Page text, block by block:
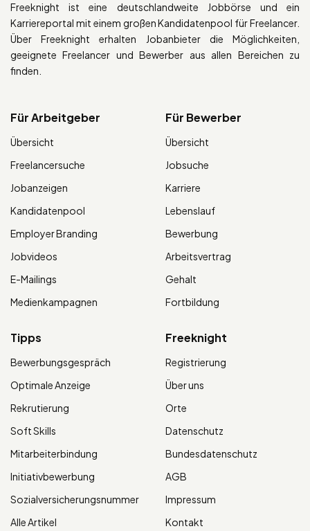
Freeknight ist eine deutschlandweite Jobbörse und ein
Karriereportal mit einem großen Kandidatenpool für Freelancer.
Über Freeknight erhalten Jobanbieter die Möglichkeiten,
geeignete Freelancer und Bewerber aus allen Bereichen zu
finden.
Für Arbeitgeber
Übersicht
Freelancersuche
Jobanzeigen
Kandidatenpool
Employer Branding
Jobvideos
E-Mailings
Medienkampagnen
Für Bewerber
Übersicht
Jobsuche
Karriere
Lebenslauf
Bewerbung
Arbeitsvertrag
Gehalt
Fortbildung
Tipps
Bewerbungsgespräch
Optimale Anzeige
Rekrutierung
Soft Skills
Mitarbeiterbindung
Initiativbewerbung
Sozialversicherungsnummer
Alle Artikel
Freeknight
Registrierung
Über uns
Orte
Datenschutz
Bundesdatenschutz
AGB
Impressum
Kontakt